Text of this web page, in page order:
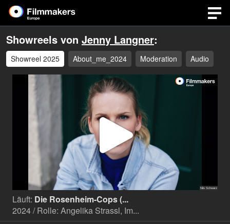
Showreels von Jenny Langner:
Showreel 2025 About_me_2024 Moderation Audio
Video
Läuft: Die Rosenheim-Cops (...
2024 / Rolle: Angelika Strassl, Im...